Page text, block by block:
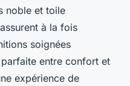
noble et toile
à la fois
soignées
entre confort et
expérience de